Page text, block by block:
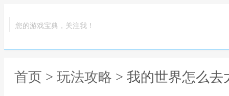
您的游戏宝典，关注我！
首页 > 玩法攻略 > 我的世界怎么